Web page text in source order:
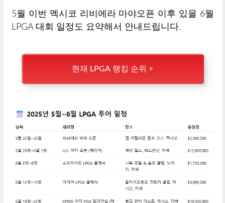
5월 이번 멕시코 리비에라 마야오픈 이후 있을 6월
LPGA 대회 일정도 요약해서 안내드립니다.
현재 LPGA 랭킹 순위 >